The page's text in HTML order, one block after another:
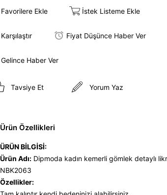
Favorilere Ekle İstek Listeme Ekle
Karşılaştır Fiyat Düşünce Haber Ver
Gelince Haber Ver
Tavsiye Et Yorum Yaz
Ürün Özellikleri
ÜRÜN BİLGİSİ:
Ürün Adı: Dipmoda kadın kemerli gömlek detaylı
NBK2063
Özellikler: